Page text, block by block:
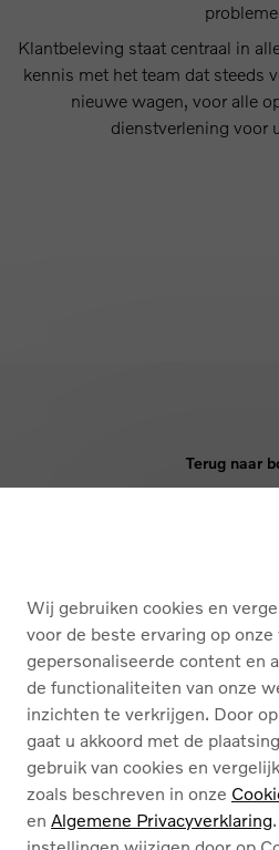
Klantbeleving staat centraal in
kennis met het team dat steeds
nieuwe wagen, voor alle
dienstverlening voor
Terug naar
OVER ONS
Wij gebruiken cookies en
voor de beste ervaring op
gepersonaliseerde content en
de functionaliteiten van onze
inzichten te verkrijgen. Door
gaat u akkoord met de
gebruik van cookies en
zoals beschreven in onze
en Algemene Privacyverklaring